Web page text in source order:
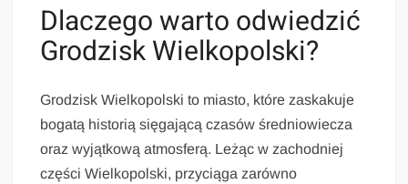
Dlaczego warto odwiedzić
Grodzisk Wielkopolski?
Grodzisk Wielkopolski to miasto, które zaskakuje
bogatą historią sięgającą czasów średniowiecza
oraz wyjątkową atmosferą. Leżąc w zachodniej
części Wielkopolski, przyciąga zarówno